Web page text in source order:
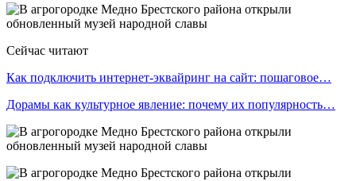
Сейчас читают
Как подключить интернет-эквайринг на сайт: пошаговое…
Дорамы как культурное явление: почему их популярность…